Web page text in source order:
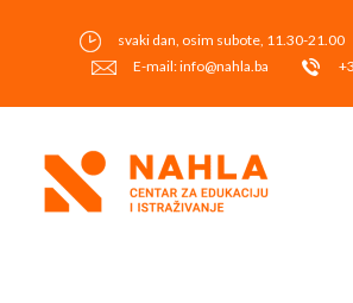
svaki dan, osim subote, 11.30-21.00
E-mail: info@nahla.ba